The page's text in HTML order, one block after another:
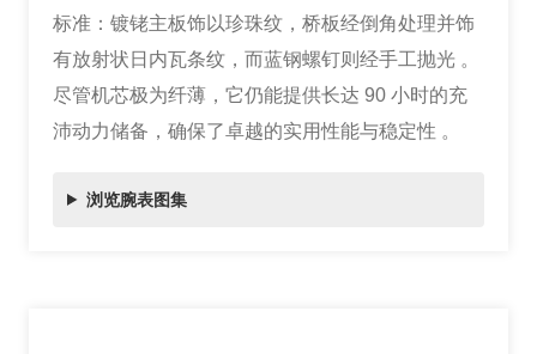
标准：镀铑主板饰以珍珠纹，桥板经倒角处理并饰
有放射状日内瓦条纹，而蓝钢螺钉则经手工抛光 。
尽管机芯极为纤薄，它仍能提供长达 90 小时的充
沛动力储备，确保了卓越的实用性能与稳定性 。
浏览腕表图集